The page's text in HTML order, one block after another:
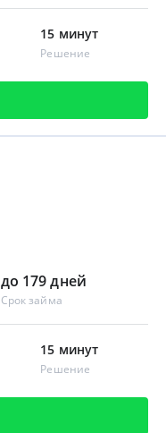
15 минут
Решение
до 179 дней
Срок займа
15 минут
Решение